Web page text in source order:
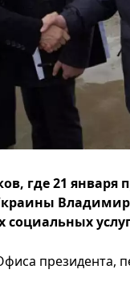
где 21
президента,